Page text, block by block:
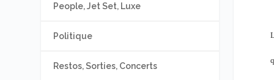
People, Jet Set, Luxe
Politique
Restos, Sorties, Concerts